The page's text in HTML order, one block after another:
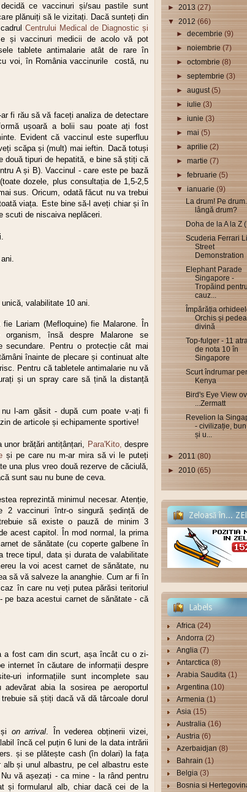
ce vaccinuri și/sau pastile sunt
plănuiți să le vizitați. Dacă sunteți din
Centrului Medical de Diagnostic și
și vaccinuri medicii de acolo vă pot
tablete antimalarie atât de rare în
voi, în Româniavaccinurile costă, nu
fi rău să vă faceți analiza de detectare
ușoară a bolii sau poate ați fost
Evident că vaccinul este superfluu
scăpa și (mult) mai ieftin. Dacă totuși
două tipuri de hepatită, e bine să știți că
A și B). Vaccinul - care este pe bază
dozele, plus consultația de 1,5-2,5
sus. Oricum, odată făcut nu va trebui
viața. Este bine să-l aveți chiar și în
scuti de niscaiva neplăceri.
valabilitate 10 ani.
Lariam (Mefloquine) fie Malarone. În
însă despre Malarone se
Pentru o protecție cât mai
înainte de plecare și continuat alte
Pentru că tabletele antimalarie nu vă
și un spray care să țină la distanță
l-am găsit - după cum poate v-ați fi
de articole și echipamente sportive!
brățări antițânțari, Para'Kito, despre
și pe care nu m-ar mira să vi le puteți
una plus vreo două rezerve de căciulă,
sunt sau nu bune de ceva.
reprezintă minimul necesar. Atenție,
vaccinuri într-o singură ședință de
să existe o pauză de minim 3
acest capitol. În mod normal, la prima
de sănătate (cu coperte galbene în
trece tipul, data și durata de valabilitate
la voi acest carnet de sănătate, nu
să vă salveze la ananghie. Cum ar fi în
în care nu veți putea părăsi teritoriul
baza acestui carnet de sănătate - că
a fost cam din scurt, așa încât cu o zi-
internet în căutare de informații despre
uri informațiile sunt incomplete sau
abia la sosirea pe aeroportul
să știți dacă vă dă târcoale dorul
on arrival. În vederea obținerii vizei,
încă cel puțin 6 luni de la data intrării
și se plătește cash (în dolari) la fața
și unul albastru, pe cel albastru este
vă așezați - ca mine - la rând pentru
și formularul alb, chiar dacă cei de la
►2013 (27)
▼2012 (66)
►decembrie (9)
►noiembrie (7)
►octombrie (8)
►septembrie (3)
►august (5)
►iulie (3)
►iunie (3)
►mai (5)
►aprilie (2)
►martie (7)
►februarie (5)
▼ianuarie (9)
La drum! Pe
lângă drum?
Doha de la A la Z
Scuderia Ferrari
Street
Demonstration
Elephant Parade
Singapore -
Tropăind
cauz...
Împărăția
Orchis și
divină
Top-fulger - 11
de nota 10 în
Singapore
Scurt îndrumar
Kenya
Bird's Eye View
...Zermatt
Revelion la
- civilizație,
și u...
► 2011 (80)
► 2010 (65)
Zeloasă în...
:-)
Labels
Africa (24)
Andorra (2)
Anglia (7)
Antarctica (8)
Arabia Saudita (1)
Argentina (10)
Armenia (1)
Asia (15)
Australia (16)
Austria (6)
Azerbaidjan (8)
Bahrain (1)
Belgia (3)
Bosnia si